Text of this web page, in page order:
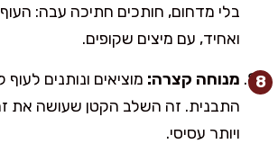
בלי מדחום, חותכים חתיכה עבה: העוף
ואחיד, עם מיצים שקופים.
מנוחה קצרה:
התבנית. זה השלב הקטן שעושה את זה
ויותר עסיסי.